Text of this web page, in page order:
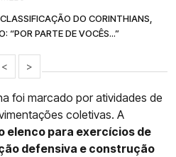
DO CORINTHIANS,
“POR PARTE DE VOCÊS...”
< >
foi marcado por atividades de
coletivas. A
elenco para exercícios de
defensiva e construção